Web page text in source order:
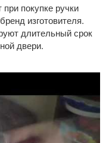
покупке ручки
изготовителя.
длительный срок
двери.